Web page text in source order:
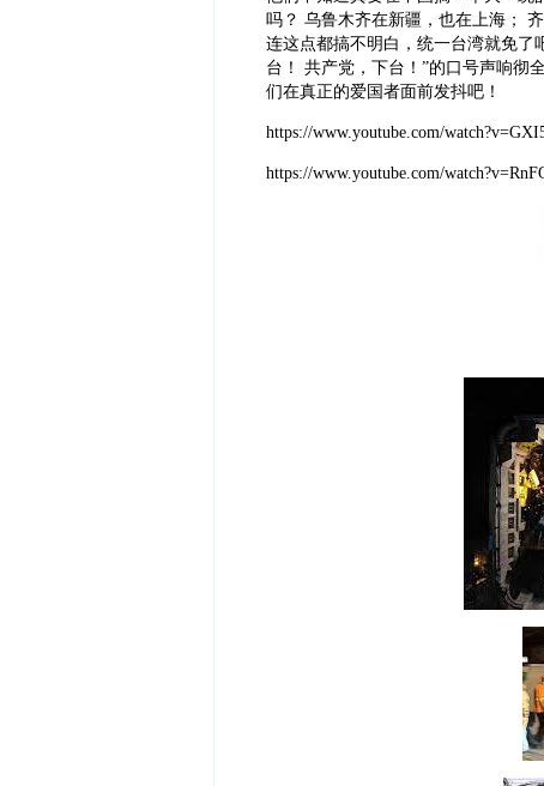
吗？ 乌鲁木齐在新疆，也在上海；
连这点都搞不明白，统一台湾就免了
台！ 共产党，下台！”的口号声响彻
们在真正的爱国者面前发抖吧！
https://www.youtube.com/
https://www.youtube.com/